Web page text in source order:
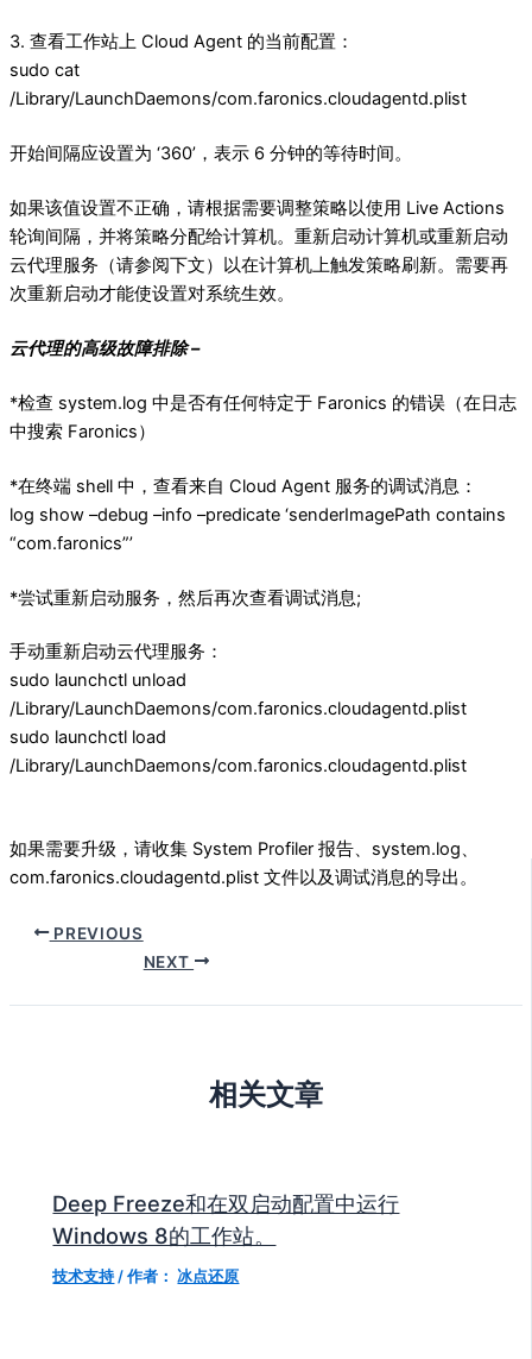
3. 查看工作站上 Cloud Agent 的当前配置：
sudo cat
/Library/LaunchDaemons/com.faronics.cloudagentd.plist
开始间隔应设置为 ‘360’，表示 6 分钟的等待时间。
如果该值设置不正确，请根据需要调整策略以使用 Live Actions
轮询间隔，并将策略分配给计算机。重新启动计算机或重新启动
云代理服务（请参阅下文）以在计算机上触发策略刷新。需要再
次重新启动才能使设置对系统生效。
云代理的高级故障排除 –
*检查 system.log 中是否有任何特定于 Faronics 的错误（在日志
中搜索 Faronics）
*在终端 shell 中，查看来自 Cloud Agent 服务的调试消息：
log show –debug –info –predicate ‘senderImagePath contains
“com.faronics”’
*尝试重新启动服务，然后再次查看调试消息;
手动重新启动云代理服务：
sudo launchctl unload
/Library/LaunchDaemons/com.faronics.cloudagentd.plist
sudo launchctl load
/Library/LaunchDaemons/com.faronics.cloudagentd.plist
如果需要升级，请收集 System Profiler 报告、system.log、
com.faronics.cloudagentd.plist 文件以及调试消息的导出。
PREVIOUS
NEXT
相关文章
Deep Freeze和在双启动配置中运行
Windows 8的工作站。
技术支持 / 作者： 冰点还原